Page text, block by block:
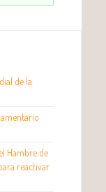
de la
Hambre de
reactivar